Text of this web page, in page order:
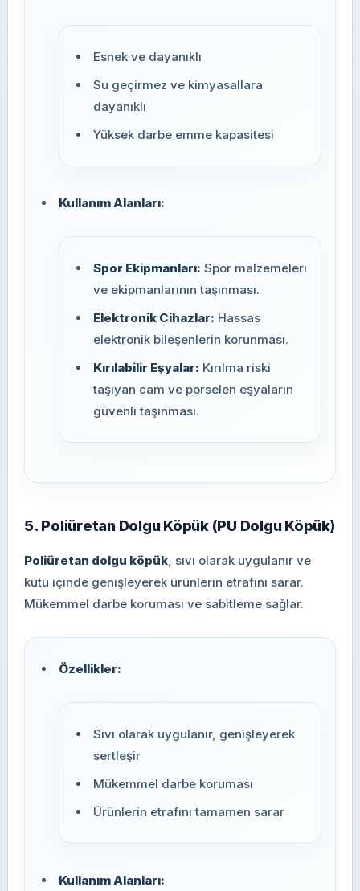
Esnek ve dayanıklı
Su geçirmez ve kimyasallara
dayanıklı
Yüksek darbe emme kapasitesi
Kullanım Alanları:
Spor Ekipmanları: Spor malzemeleri
ve ekipmanlarının taşınması.
Elektronik Cihazlar: Hassas
elektronik bileşenlerin korunması.
Kırılabilir Eşyalar: Kırılma riski
taşıyan cam ve porselen eşyaların
güvenli taşınması.
5. Poliüretan Dolgu Köpük (PU Dolgu Köpük)
Poliüretan dolgu köpük, sıvı olarak uygulanır ve
kutu içinde genişleyerek ürünlerin etrafını sarar.
Mükemmel darbe koruması ve sabitleme sağlar.
Özellikler:
Sıvı olarak uygulanır, genişleyerek
sertleşir
Mükemmel darbe koruması
Ürünlerin etrafını tamamen sarar
Kullanım Alanları: